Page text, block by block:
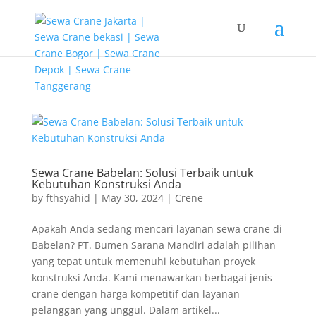
Sewa Crane Babelan: Solusi Terbaik untuk
Kebutuhan Konstruksi Anda
by fthsyahid | May 30, 2024| Crene
Apakah Anda sedang mencari layanan sewa crane di
Babelan? PT. Bumen Sarana Mandiri adalah pilihan
yang tepat untuk memenuhi kebutuhan proyek
konstruksi Anda. Kami menawarkan berbagai jenis
crane dengan harga kompetitif dan layanan
pelanggan yang unggul. Dalam artikel...